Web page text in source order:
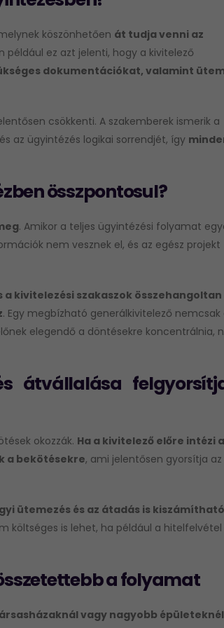
köszönhetően át tudja venni az
például ez azt jelenti, hogy a kivitelező
dokumentációkat, valamint
csökkenti. A szakemberek ismerik a
az ügyintézés logikai sorrendjét, így
összpontosul?
. Amikor a teljes ügyintézési folyamat
nem vesznek el, és az egész projekt
kivitelezési szakaszok összehangoltan
. Egy megbízható generálkivitelező nemcsak
elegendő a döntésekre koncentrálnia,
átvállalása
okozzák. Ha a kivitelező előre intézi a
a bekötésekre, ami jelentősen gyorsítja az
ütemezés és az átadás is
költséges is lehet, ha például a
a folyamat
vagy nagyobb épületeknél